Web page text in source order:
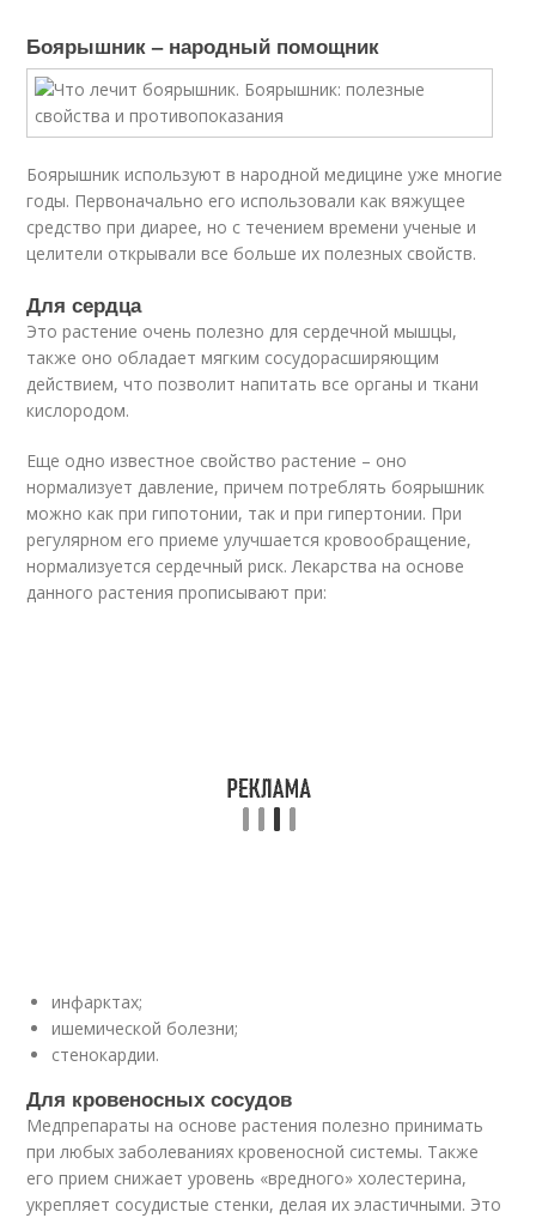
Боярышник – народный помощник
Боярышник используют в народной медицине уже многие
годы. Первоначально его использовали как вяжущее
средство при диарее, но с течением времени ученые и
целители открывали все больше их полезных свойств.
Для сердца
Это растение очень полезно для сердечной мышцы,
также оно обладает мягким сосудорасширяющим
действием, что позволит напитать все органы и ткани
кислородом.
Еще одно известное свойство растение – оно
нормализует давление, причем потреблять боярышник
можно как при гипотонии, так и при гипертонии. При
регулярном его приеме улучшается кровообращение,
нормализуется сердечный риск. Лекарства на основе
данного растения прописывают при:
инфарктах;
ишемической болезни;
стенокардии.
Для кровеносных сосудов
Медпрепараты на основе растения полезно принимать
при любых заболеваниях кровеносной системы. Также
его прием снижает уровень «вредного» холестерина,
укрепляет сосудистые стенки, делая их эластичными. Это